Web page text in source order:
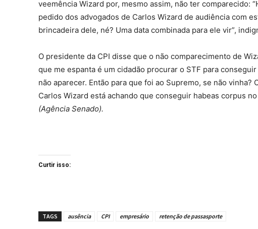
veemência Wizard por, mesmo assim, não ter comparecido:
pedido dos advogados de Carlos Wizard de audiência com
brincadeira dele, né? Uma data combinada para ele vir”,
O presidente da CPI disse que o não comparecimento de
que me espanta é um cidadão procurar o STF para
não aparecer. Então para que foi ao Supremo, se não
Carlos Wizard está achando que conseguir habeas corpus
(Agência Senado).
Curtir isso:
TAGS ausência CPI empresário retenção de passasporte